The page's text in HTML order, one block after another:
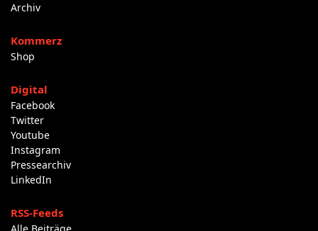
Archiv
Kommerz
Shop
Digital
Facebook
Twitter
Youtube
Instagram
Pressearchiv
LinkedIn
RSS-Feeds